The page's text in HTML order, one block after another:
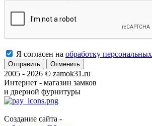
Я согласен на обработку
Отменить
2005 - 2026 © zamok31.ru
Интернет - магазин замков
и дверной фурнитуры
Создание сайта -